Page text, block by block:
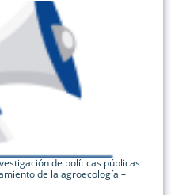
de políticas públicas
de la agroecología –